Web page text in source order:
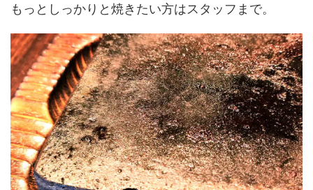
もっとしっかりと焼きたい方はスタッフまで。